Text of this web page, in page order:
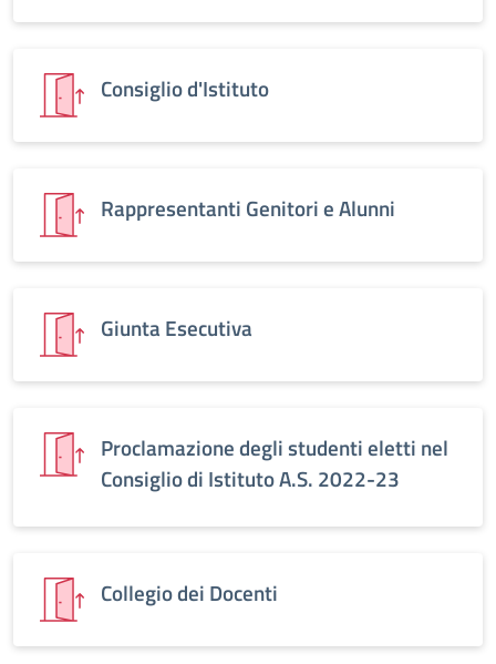
Consiglio d'Istituto
Rappresentanti Genitori e Alunni
Giunta Esecutiva
Proclamazione degli studenti eletti nel
Consiglio di Istituto A.S. 2022-23
Collegio dei Docenti